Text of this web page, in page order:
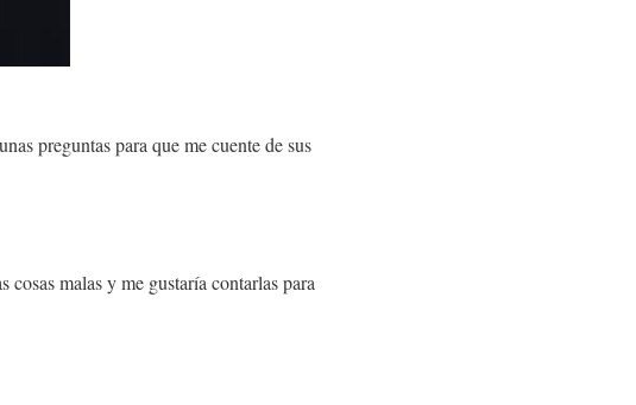
preguntas para que me cuente de sus
malas y me gustaría contarlas para